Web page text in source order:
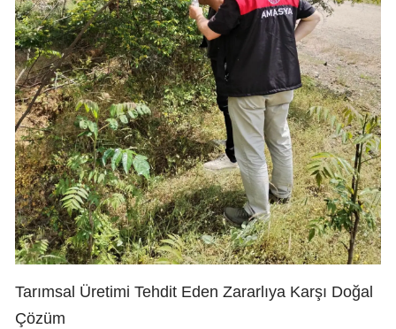
Tarımsal Üretimi Tehdit Eden Zararlıya Karşı Doğal
Çözüm